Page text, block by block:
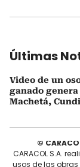
Últimas
Video de un
ganado
Machetá,
©
CARACOL S.A.
usos de las